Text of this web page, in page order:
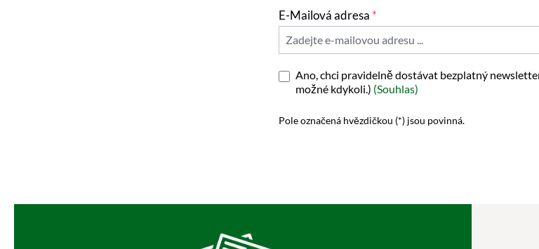
E-Mailová adresa *
Ano, chci pravidelně dostávat bezplatný
možné kdykoli.) (Souhlas)
Pole označená hvězdičkou (*) jsou povinná.